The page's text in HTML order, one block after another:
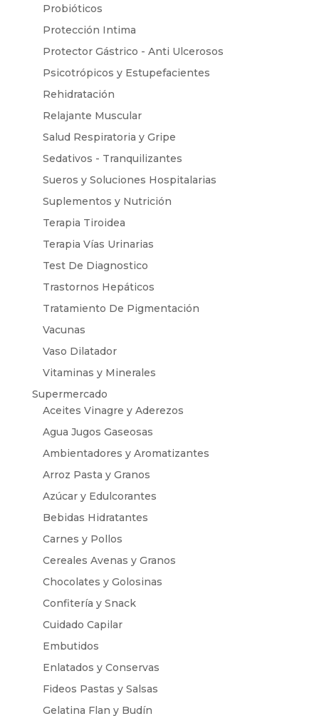
Probióticos
Protección Intima
Protector Gástrico - Anti Ulcerosos
Psicotrópicos y Estupefacientes
Rehidratación
Relajante Muscular
Salud Respiratoria y Gripe
Sedativos - Tranquilizantes
Sueros y Soluciones Hospitalarias
Suplementos y Nutrición
Terapia Tiroidea
Terapia Vías Urinarias
Test De Diagnostico
Trastornos Hepáticos
Tratamiento De Pigmentación
Vacunas
Vaso Dilatador
Vitaminas y Minerales
Supermercado
Aceites Vinagre y Aderezos
Agua Jugos Gaseosas
Ambientadores y Aromatizantes
Arroz Pasta y Granos
Azúcar y Edulcorantes
Bebidas Hidratantes
Carnes y Pollos
Cereales Avenas y Granos
Chocolates y Golosinas
Confitería y Snack
Cuidado Capilar
Embutidos
Enlatados y Conservas
Fideos Pastas y Salsas
Gelatina Flan y Budín